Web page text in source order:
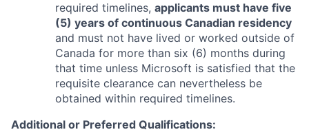
required timelines, applicants must have five
(5) years of continuous Canadian residency
and must not have lived or worked outside of
Canada for more than six (6) months during
that time unless Microsoft is satisfied that the
requisite clearance can nevertheless be
obtained within required timelines.
Additional or Preferred Qualifications: